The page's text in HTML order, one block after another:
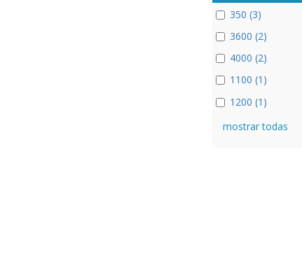
350 (3)
3600 (2)
4000 (2)
1100 (1)
1200 (1)
mostrar todas